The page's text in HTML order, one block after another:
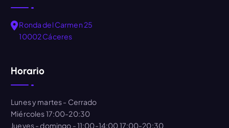
Ronda del Carmen 25
10002 Cáceres
Horario
Lunes y martes- Cerrado
Miércoles17:00-20:30
Jueves - domingo - 11:00-14:00 17:00-20:30